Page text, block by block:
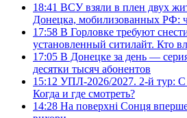
18:41 ВСУ взяли в плен двух
Донецка, мобилизованных РФ:
17:58 В Горловке требуют
установленный ситилайт. Кто
17:05 В Донецке за день —
десятки тысяч абонентов
15:12 УПЛ-2026/2027. 2-й тур: С
Когда и где смотреть?
14:28 На поверхні Сонця вперше